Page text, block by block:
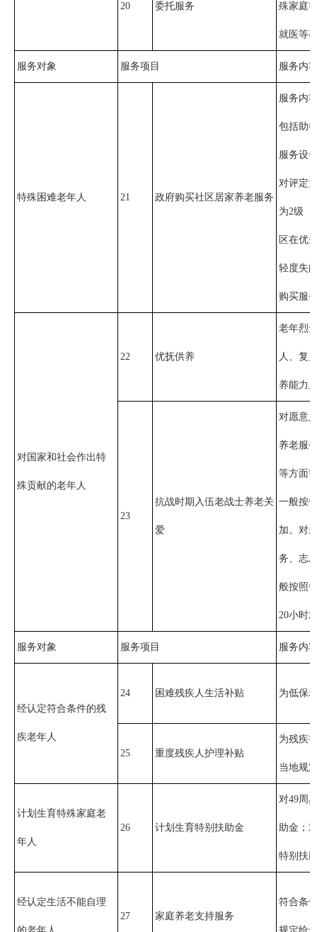
20 委托服务 殊家庭
就医等
服务对象 服务项目 服务内
特殊困难老年人 21 政府购买社区居家养老服务
服务内
包括助
服务设
对评定
为2级（
区在优
轻度失
购买服
对国家和社会作出特
殊贡献的老年人
22 优抚供养
老年烈
人、复
养能力
23
抗战时期入伍老战士养老关
爱
对愿意
养老服
等方面
一般按
加。对
务、志
般按照
20小时
服务对象 服务项目 服务内
经认定符合条件的残
疾老年人
24 困难残疾人生活补贴 为低保
25 重度残疾人护理补贴
为残疾
当地规
计划生育特殊家庭老
年人
26 计划生育特别扶助金
对49周
助金；
特别扶
经认定生活不能自理
27 家庭养老支持服务
符合条